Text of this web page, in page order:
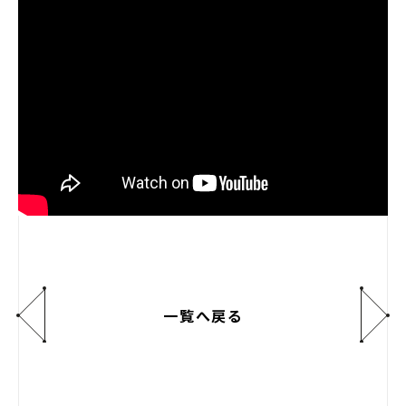
一覧へ戻る